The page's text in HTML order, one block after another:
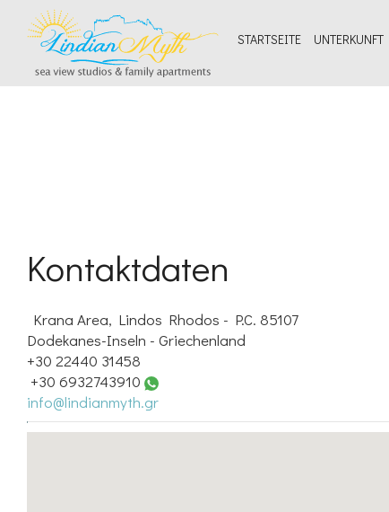
STARTSEITE UNTERKUNFT
Kontaktdaten
Krana Area, Lindos Rhodos - P.C. 85107
Dodekanes-Inseln - Griechenland
+30 22440 31458
+30 6932743910
info@lindianmyth.gr